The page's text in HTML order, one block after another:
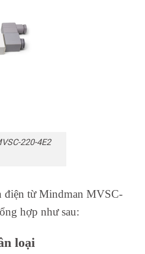
220-4E2
điện từ Mindman MVSC-
hợp như sau:
loại